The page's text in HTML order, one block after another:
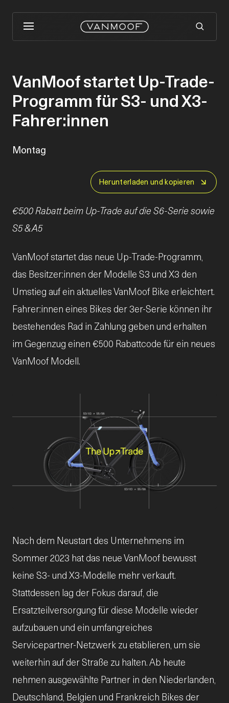
Montag
Herunterladen und kopieren
VanMoof startet Up-Trade-
Programm für S3- und X3-
Fahrer:innen
€500 Rabatt beim Up-Trade auf die S6-Serie sowie
S5 & A5
VanMoof startet das neue Up-Trade-Programm,
das Besitzer:innen der Modelle S3 und X3 den
Umstieg auf ein aktuelles VanMoof Bike erleichtert.
Fahrer:innen eines Bikes der 3er-Serie können ihr
bestehendes Rad in Zahlung geben und erhalten
im Gegenzug einen €500 Rabattcode für ein neues
VanMoof Modell.
Nach dem Neustart des Unternehmens im
Sommer 2023 hat das neue VanMoof bewusst
keine S3- und X3-Modelle mehr verkauft.
Stattdessen lag der Fokus darauf, die
Ersatzteilversorgung für diese Modelle wieder
aufzubauen und ein umfangreiches
Servicepartner-Netzwerk zu etablieren, um sie
weiterhin auf der Straße zu halten. Ab heute
nehmen ausgewählte Partner in den Niederlanden,
Deutschland, Belgien und Frankreich Bikes der